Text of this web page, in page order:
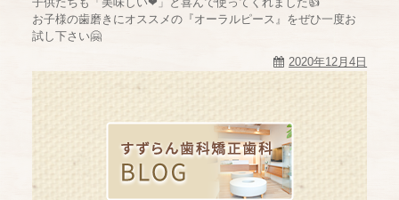
お子様の歯磨きにオススメの『オーラルピース』をぜひ一度お
試し下さい🤗
2020年12月4日